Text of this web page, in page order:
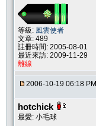
等級: 風雲使者
文章: 489
註冊時間: 2005-08-01
最近來訪: 2009-11-29
離線
2006-10-19 06:18 PM
hotchick
最愛: 小毛球